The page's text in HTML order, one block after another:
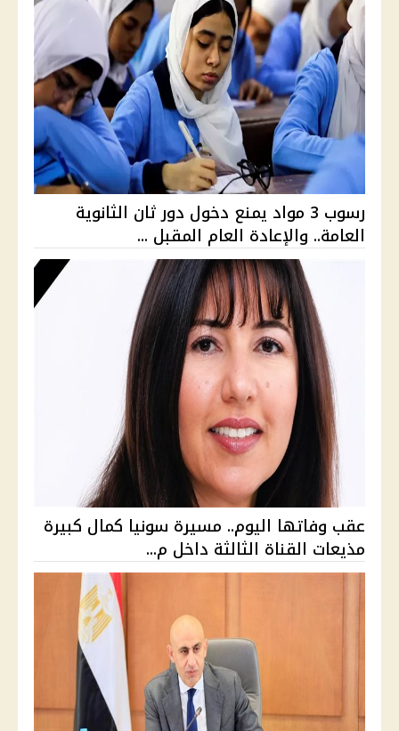
رسوب 3 مواد يمنع دخول دور ثان الثانوية
العامة.. والإعادة العام المقبل ...
عقب وفاتها اليوم.. مسيرة سونيا كمال كبيرة
مذيعات القناة الثالثة داخل م...